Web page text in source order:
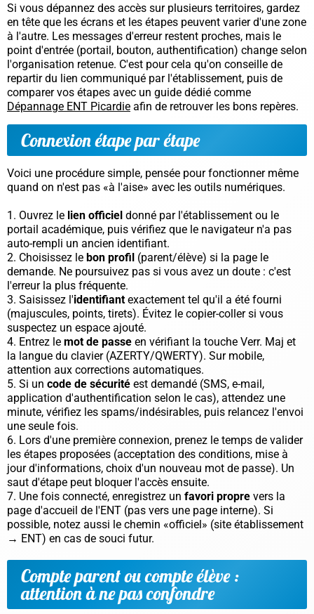
Si vous dépannez des accès sur plusieurs territoires, gardez
en tête que les écrans et les étapes peuvent varier d'une zone
à l'autre. Les messages d'erreur restent proches, mais le
point d'entrée (portail, bouton, authentification) change selon
l'organisation retenue. C'est pour cela qu'on conseille de
repartir du lien communiqué par l'établissement, puis de
comparer vos étapes avec un guide dédié comme
Dépannage ENT Picardie afin de retrouver les bons repères.
Connexion étape par étape
Voici une procédure simple, pensée pour fonctionner même
quand on n'est pas «à l'aise» avec les outils numériques.
Ouvrez le lien officiel donné par l'établissement ou le
portail académique, puis vérifiez que le navigateur n'a pas
auto-rempli un ancien identifiant.
Choisissez le bon profil (parent/élève) si la page le
demande. Ne poursuivez pas si vous avez un doute : c'est
l'erreur la plus fréquente.
Saisissez l'identifiant exactement tel qu'il a été fourni
(majuscules, points, tirets). Évitez le copier-coller si vous
suspectez un espace ajouté.
Entrez le mot de passe en vérifiant la touche Verr. Maj et
la langue du clavier (AZERTY/QWERTY). Sur mobile,
attention aux corrections automatiques.
Si un code de sécurité est demandé (SMS, e-mail,
application d'authentification selon le cas), attendez une
minute, vérifiez les spams/indésirables, puis relancez l'envoi
une seule fois.
Lors d'une première connexion, prenez le temps de valider
les étapes proposées (acceptation des conditions, mise à
jour d'informations, choix d'un nouveau mot de passe). Un
saut d'étape peut bloquer l'accès ensuite.
Une fois connecté, enregistrez un favori propre vers la
page d'accueil de l'ENT (pas vers une page interne). Si
possible, notez aussi le chemin «officiel» (site établissement
→ ENT) en cas de souci futur.
Compte parent ou compte élève :
attention à ne pas confondre